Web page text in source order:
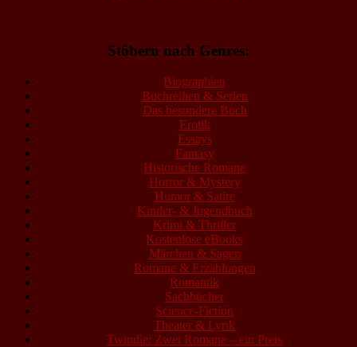
Stöbern nach Genres:
Biographien
Buchreihen & Serien
Das besondere Buch
Erotik
Essays
Fantasy
Historische Romane
Horror & Mystery
Humor & Satire
Kinder- & Jugendbuch
Krimi & Thriller
Kostenlose eBooks
Märchen & Sagen
Romane & Erzählungen
Romantik
Sachbücher
Science-Fiction
Theater & Lyrik
Twindie: Zwei Romane – ein Preis